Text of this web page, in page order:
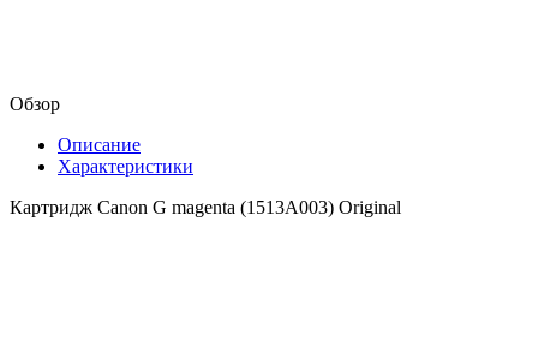
Обзор
Описание
Характеристики
Картридж Canon G magenta (1513A003) Original